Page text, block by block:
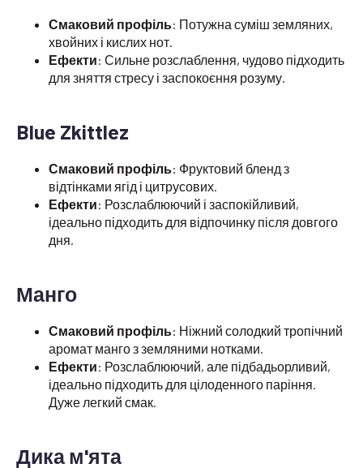
Смаковий профіль: Потужна суміш земляних,
хвойних і кислих нот.
Ефекти: Сильне розслаблення, чудово підходить
для зняття стресу і заспокоєння розуму.
Blue Zkittlez
Смаковий профіль: Фруктовий бленд з
відтінками ягід і цитрусових.
Ефекти: Розслаблюючий і заспокійливий,
ідеально підходить для відпочинку після довгого
дня.
Манго
Смаковий профіль: Ніжний солодкий тропічний
аромат манго з земляними нотками.
Ефекти: Розслаблюючий, але підбадьорливий,
ідеально підходить для цілоденного паріння.
Дуже легкий смак.
Дика м'ята